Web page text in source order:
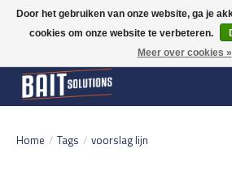
Gratis verzending vanaf 50 euro binnen NL | Op
verzonden | België vanaf 70 euro gratis verzonden
Home / Tags / voorslag lijn
Door het gebruiken van onze website, ga je
cookies om onze website te verbeteren.
Meer over cookies »